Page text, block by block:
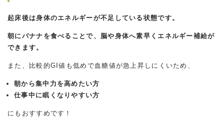
起床後は身体のエネルギーが不足している状態です。
朝にバナナを食べることで、脳や身体へ素早くエネルギー補給が
できます。
また、比較的GI値も低めで血糖値が急上昇しにくいため、
朝から集中力を高めたい方
仕事中に眠くなりやすい方
にもおすすめです！